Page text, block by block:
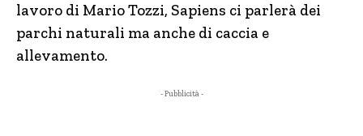
lavoro di Mario Tozzi, Sapiens ci parlerà dei
parchi naturali ma anche di caccia e
allevamento.
- Pubblicità -